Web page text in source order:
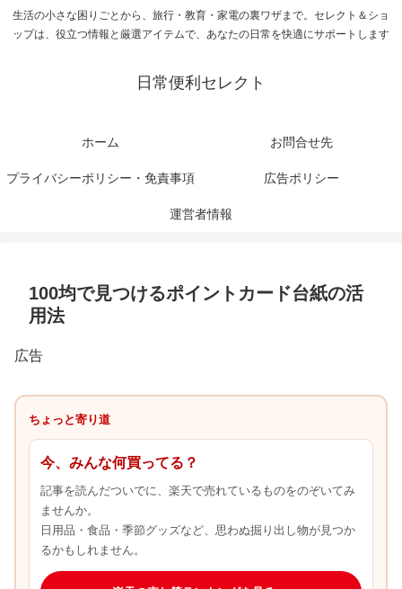
生活の小さな困りごとから、旅行・教育・家電の裏ワザまで。セレクト＆ショ
ップは、役立つ情報と厳選アイテムで、あなたの日常を快適にサポートします
日常便利セレクト
ホーム お問合せ先
プライバシーポリシー・免責事項 広告ポリシー
運営者情報
100均で見つけるポイントカード台紙の活
用法
広告
ちょっと寄り道
今、みんな何買ってる？
記事を読んだついでに、楽天で売れているものをのぞいてみ
ませんか。
日用品・食品・季節グッズなど、思わぬ掘り出し物が見つか
るかもしれません。